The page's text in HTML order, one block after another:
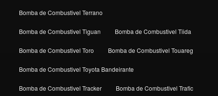
Bomba de Combustivel Terrano
Bomba de Combustivel Tiguan Bomba de Combustivel Tiida
Bomba de Combustivel Toro Bomba de Combustivel Touareg
Bomba de Combustivel Toyota Bandeirante
Bomba de Combustivel Tracker Bomba de Combustivel Trafic